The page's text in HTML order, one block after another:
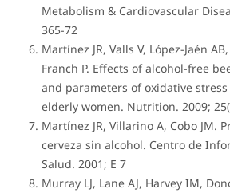
Metabolism & Cardiovascular
365-72
Martínez JR, Valls V, López-Jaén
Franch P. Effects of alcohol-free
and parameters of oxidative
elderly women. Nutrition. 2009;
Martínez JR, Villarino A, Cobo JM.
cerveza sin alcohol. Centro de
Salud. 2001; E 7
Murray LJ, Lane AJ, Harvey IM,